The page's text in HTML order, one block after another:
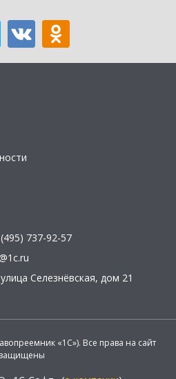
737-92-57
улица Селезнёвская, дом 21
«1С»). Все права на сайт
защищены